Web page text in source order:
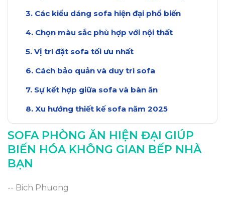
Các kiểu dáng sofa hiện đại phổ biến
Chọn màu sắc phù hợp với nội thất
Vị trí đặt sofa tối ưu nhất
Cách bảo quản và duy trì sofa
Sự kết hợp giữa sofa và bàn ăn
Xu hướng thiết kế sofa năm 2025
Kết luận: Biến hóa không gian bếp bạn
SOFA PHÒNG ĂN HIỆN ĐẠI GIÚP
BIẾN HÓA KHÔNG GIAN BẾP NHÀ
BẠN
-- Bich Phuong